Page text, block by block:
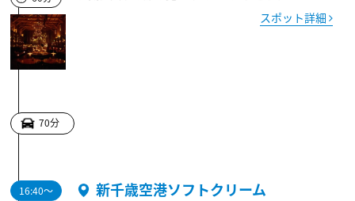
スポット詳細
70分
16:40～
新千歳空港ソフトクリーム